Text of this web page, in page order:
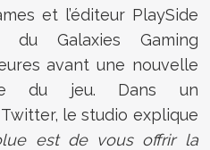
et l’éditeur PlaySide
du Galaxies Gaming
avant une nouvelle
du jeu. Dans un
le studio explique
est de vous offrir la